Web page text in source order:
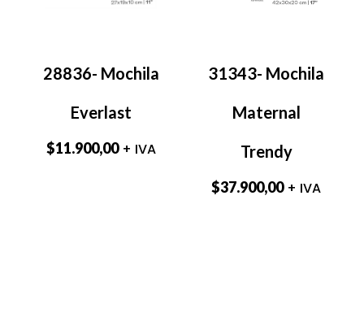
28836- Mochila
Everlast
$11.900,00 + IVA
31343- Mochila
Maternal
Trendy
$37.900,00 + IVA